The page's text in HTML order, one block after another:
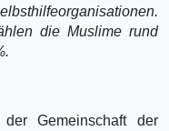
die Muslime rund
Gemeinschaft der